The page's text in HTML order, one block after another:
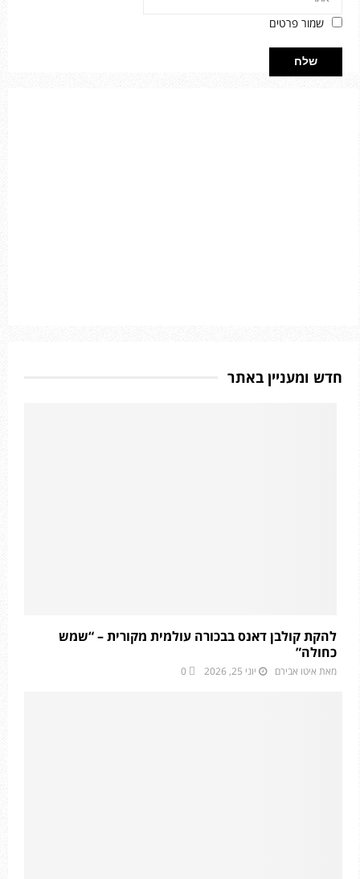
שמור פרטים
חדש ומעניין באתר
להקת קולבן דאנס בבכורה עולמית מקורית – “שמש
כחולה”
מאת איטו אבירם יוני 25, 2026 0